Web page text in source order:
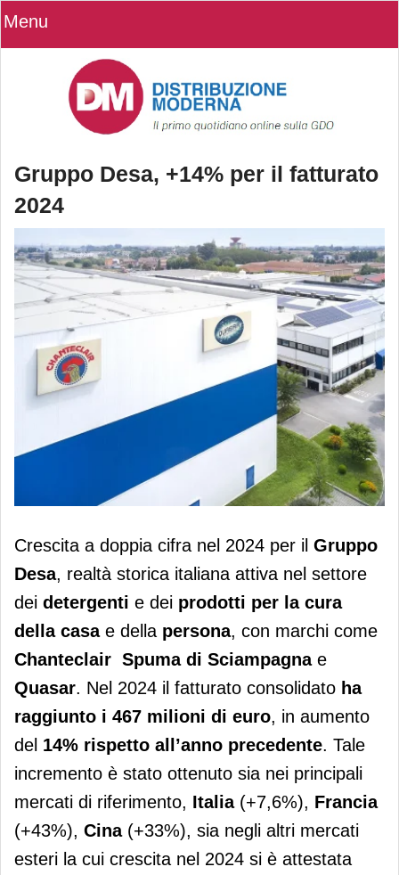
Menu
Gruppo Desa, +14% per il fatturato
2024
Gruppo Desa, +14% per il fatturato
Crescita a doppia cifra nel 2024 per il Gruppo
Desa, realtà storica italiana attiva nel settore
dei detergenti e dei prodotti per la cura
della casae della persona, con marchi come
Chanteclair Spuma di Sciampagnae
Quasar. Nel 2024 il fatturato consolidato ha
raggiunto i 467 milioni di euro, in aumento
del 14% rispetto all’anno precedente. Tale
incremento è stato ottenuto sia nei principali
mercati di riferimento, Italia(+7,6%), Francia
(+43%), Cina (+33%), sia negli altri mercati
esteri la cui crescita nel 2024 si è attestata